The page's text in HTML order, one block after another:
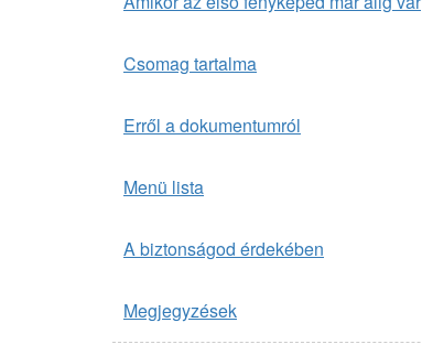
Csomag tartalma
Erről a dokumentumról
Menü lista
A biztonságod érdekében
Megjegyzések